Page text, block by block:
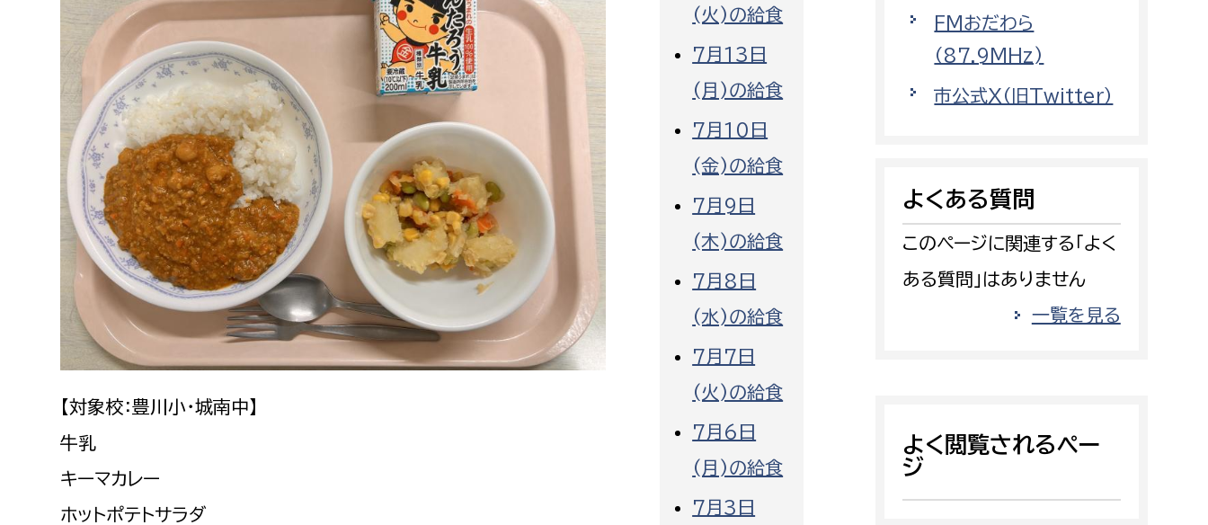
建設政策課
国県事業推進課
土木管理課
道水路整備課
みどり公園課
建築課
出納室
患者サポートセンター
病院管理局：経営管理課
病院管理局：施設用度課
消防総務課
予防課
警防計画課
警防第1課
警防第2課
上下水道局
経営総務課
給排水業務課
水道整備課
教育部
教育総務課
保健給食課
選挙管理委員会事務局
選挙管理委員会事務局
監査事務局
農業委員会事務局
【対象校：豊川小・城南中】
牛乳
キーマカレー
ホットポテトサラダ
(火)の給食
7月13日
(月)の給食
7月10日
(金)の給食
7月9日
(木)の給食
7月8日
(水)の給食
7月7日
(火)の給食
7月6日
(月)の給食
7月3日
FMおだわら
（87.9MHz)
市公式X（旧Twitter）
よくある質問
このページに関連する「よく
ある質問」はありません
一覧を見る
よく閲覧されるペー
ジ